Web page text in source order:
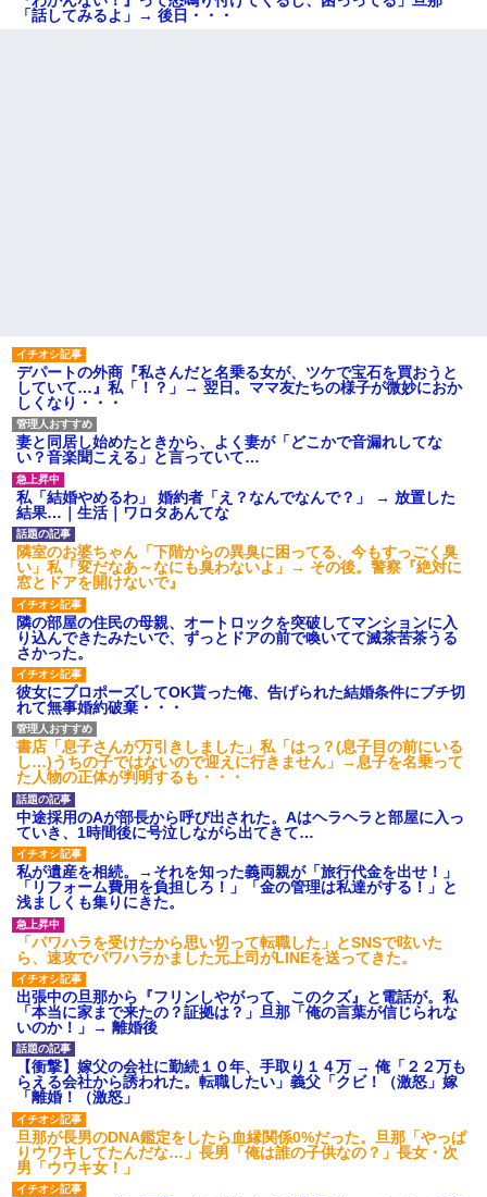
「話してみるよ」→ 後日・・・
デパートの外商『私さんだと名乗る女が、ツケで宝石を買おうと
していて…』私「！？」→ 翌日。ママ友たちの様子が微妙におか
しくなり・・・
妻と同居し始めたときから、よく妻が「どこかで音漏れしてな
い？音楽聞こえる」と言っていて…
私「結婚やめるわ」 婚約者「え？なんでなんで？」 → 放置した
結果…｜生活｜ワロタあんてな
隣室のお婆ちゃん「下階からの異臭に困ってる、今もすっごく臭
い」私「変だなあ～なにも臭わないよ」→ その後。警察『絶対に
窓とドアを開けないで』
隣の部屋の住民の母親、オートロックを突破してマンションに入
り込んできたみたいで、ずっとドアの前で喚いてて滅茶苦茶うる
さかった。
彼女にプロポーズしてOK貰った俺、告げられた結婚条件にブチ切
れて無事婚約破棄・・・
書店「息子さんが万引きしました」私「はっ？(息子目の前にいる
し…)うちの子ではないので迎えに行きません」→息子を名乗って
た人物の正体が判明するも・・・
中途採用のAが部長から呼び出された。Aはヘラヘラと部屋に入っ
ていき、1時間後に号泣しながら出てきて…
私が遺産を相続。→それを知った義両親が「旅行代金を出せ！」
「リフォーム費用を負担しろ！」「金の管理は私達がする！」と
浅ましくも集りにきた。
「パワハラを受けたから思い切って転職した」とSNSで呟いた
ら、速攻でパワハラかました元上司がLINEを送ってきた。
出張中の旦那から『フリンしやがって、このクズ』と電話が。私
「本当に家まで来たの？証拠は？」旦那「俺の言葉が信じられな
いのか！」→ 離婚後
【衝撃】嫁父の会社に勤続１０年、手取り１４万 → 俺「２２万も
らえる会社から誘われた。転職したい」義父「クビ！（激怒」嫁
「離婚！（激怒」
旦那が長男のDNA鑑定をしたら血縁関係0%だった。旦那「やっぱ
りウワキしてたんだな…」長男「俺は誰の子供なの？」長女・次
男「ウワキ女！」